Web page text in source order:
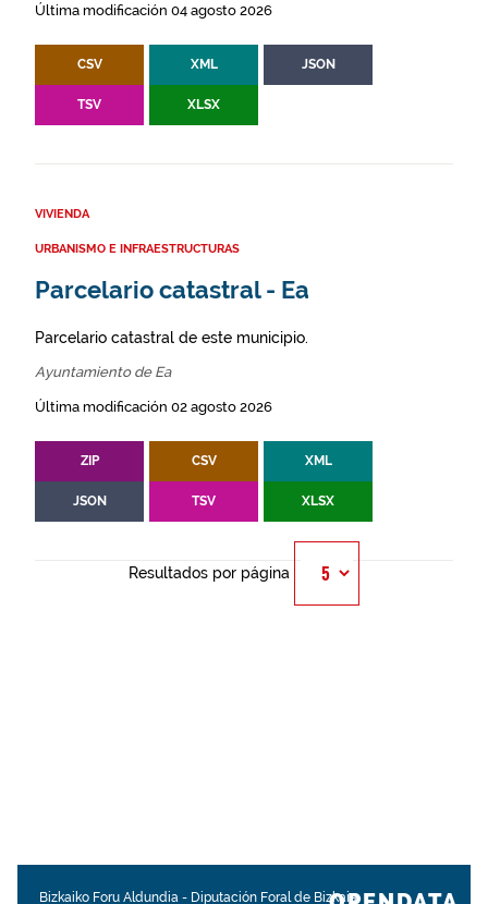
Última modificación 04 agosto 2026
CSV XML JSON
TSV XLSX
VIVIENDA
URBANISMO E INFRAESTRUCTURAS
Parcelario catastral - Ea
Parcelario catastral de este municipio.
Ayuntamiento de Ea
Última modificación 02 agosto 2026
ZIP CSV XML
JSON TSV XLSX
Resultados por página
Bizkaiko Foru Aldundia - Diputación Foral de Bizkaia